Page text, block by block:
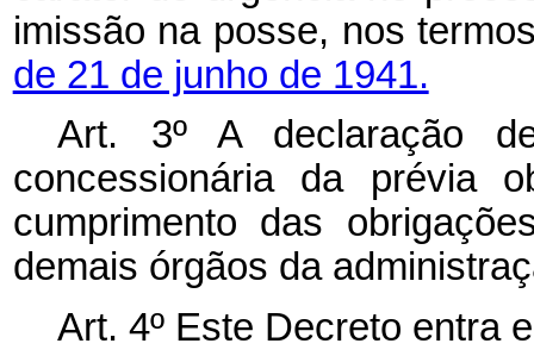
imissão na posse, nos
de 21 de junho de 1941.
Art. 3º A declaração
concessionária da prévia
cumprimento das
demais órgãos da
Art. 4º Este Decreto entra